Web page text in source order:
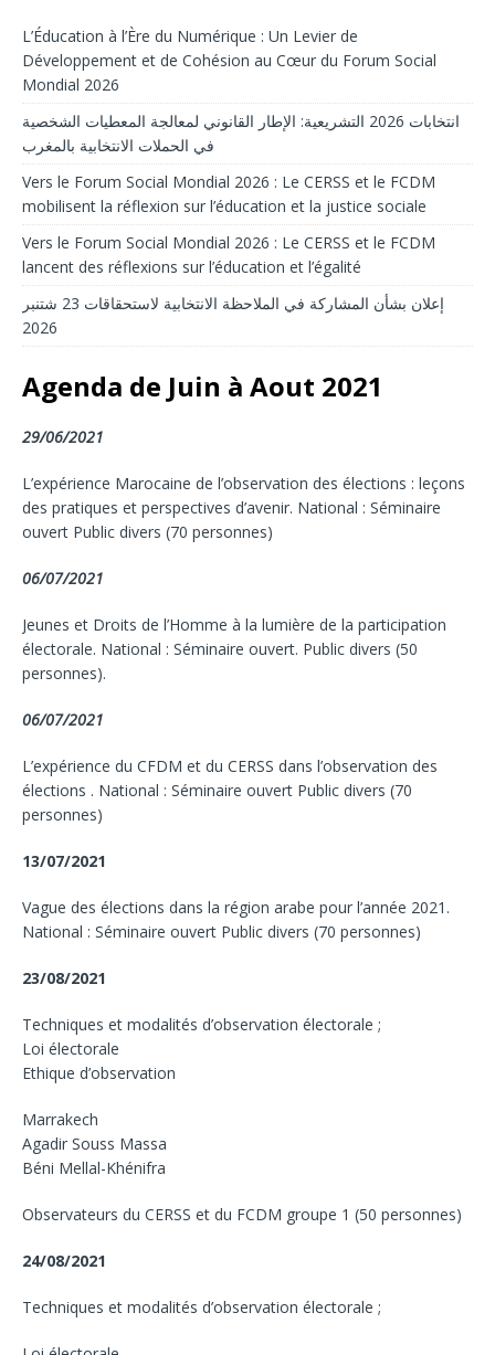
L’Éducation à l’Ère du Numérique : Un Levier de
Développement et de Cohésion au Cœur du Forum Social
Mondial 2026
انتخابات 2026 التشريعية: الإطار القانوني لمعالجة المعطيات الشخصية
في الحملات الانتخابية بالمغرب
Vers le Forum Social Mondial 2026 : Le CERSS et le FCDM
mobilisent la réflexion sur l’éducation et la justice sociale
Vers le Forum Social Mondial 2026 : Le CERSS et le FCDM
lancent des réflexions sur l’éducation et l’égalité
إعلان بشأن المشاركة في الملاحظة الانتخابية لاستحقاقات 23 شتنبر
2026
Agenda de Juin à Aout 2021
29/06/2021
L’expérience Marocaine de l’observation des élections : leçons
des pratiques et perspectives d’avenir. National : Séminaire
ouvert Public divers (70 personnes)
06/07/2021
Jeunes et Droits de l’Homme à la lumière de la participation
électorale. National : Séminaire ouvert. Public divers (50
personnes).
06/07/2021
L’expérience du CFDM et du CERSS dans l’observation des
élections . National : Séminaire ouvert Public divers (70
personnes)
13/07/2021
Vague des élections dans la région arabe pour l’année 2021.
National : Séminaire ouvert Public divers (70 personnes)
23/08/2021
Techniques et modalités d’observation électorale ;
Loi électorale
Ethique d’observation
Marrakech
Agadir Souss Massa
Béni Mellal-Khénifra
Observateurs du CERSS et du FCDM groupe 1 (50 personnes)
24/08/2021
Techniques et modalités d’observation électorale ;